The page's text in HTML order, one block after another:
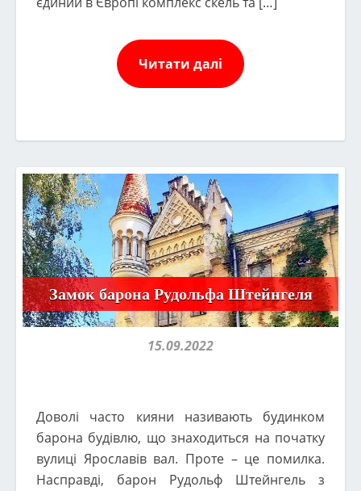
Читати далі
Замок барона Рудольфа Штейнгеля
15.09.2022
Доволі часто кияни називають будинком
барона будівлю, що знаходиться на початку
вулиці Ярославів вал. Проте – це помилка.
Насправді, барон Рудольф Штейнгель з